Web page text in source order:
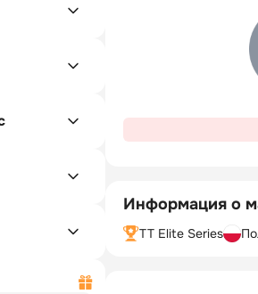
Информация о
TT Elite Series